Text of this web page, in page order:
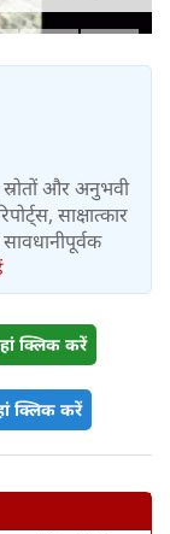
रुपए
स्रोतों और अनुभवी
साक्षात्कार
क्लिक करें
क्लिक करें